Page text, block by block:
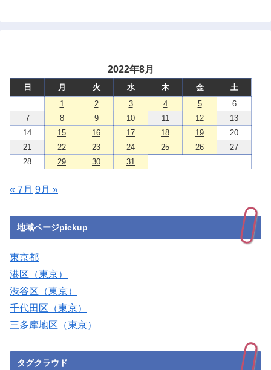
2022年8月
日 月 火 水 木 金
土
1
2 3 4 5
6
7
8 9 10 11 12
13
14
15 16 17 18 19
20
21
22 23 24 25 26
27
28
29 30 31
« 7月 9月 »
地域ページpickup
東京都
港区（東京）
渋谷区（東京）
千代田区（東京）
三多摩地区（東京）
タグクラウド